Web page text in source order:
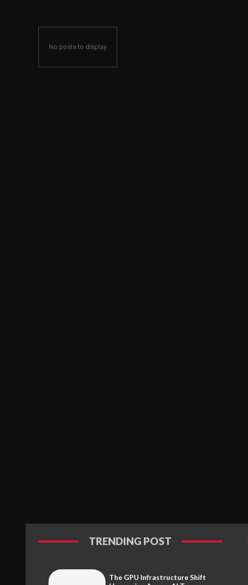
No posts to display
TRENDING POST
The GPU Infrastructure Shift